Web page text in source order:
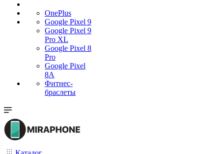
OnePlus
Google Pixel 9
Google Pixel 9
Pro XL
Google Pixel 8
Pro
Google Pixel
8A
Фитнес-
браслеты